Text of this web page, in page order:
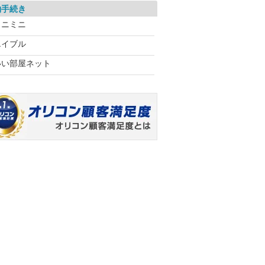
続き
ミニ
ブル
部屋ネット